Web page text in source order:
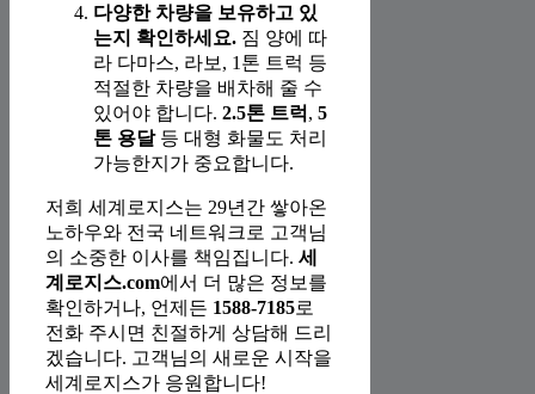
다양한 차량을 보유하고 있
는지 확인하세요. 짐 양에 따
라 다마스, 라보, 1톤 트럭 등
적절한 차량을 배차해 줄 수
있어야 합니다. 2.5톤 트럭 , 5
톤 용달등 대형 화물도 처리
가능한지가 중요합니다.
저희 세계로지스는 29년간 쌓아온
노하우와 전국 네트워크로 고객님
의 소중한 이사를 책임집니다. 세
계로지스.com에서 더 많은 정보를
확인하거나, 언제든 1588-7185로
전화 주시면 친절하게 상담해 드리
겠습니다. 고객님의 새로운 시작을
세계로지스가 응원합니다!